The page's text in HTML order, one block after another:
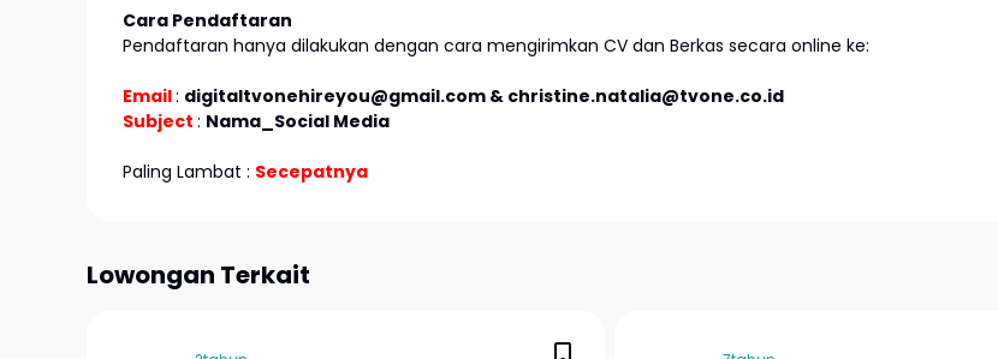
Cara Pendaftaran
Pendaftaran hanya dilakukan dengan cara mengirimkan CV dan Berkas secara online ke:
Email: digitaltvonehireyou@gmail.com & christine.natalia@tvone.co.id
Subject : Nama_Social Media
Paling Lambat : Secepatnya
Lowongan Terkait